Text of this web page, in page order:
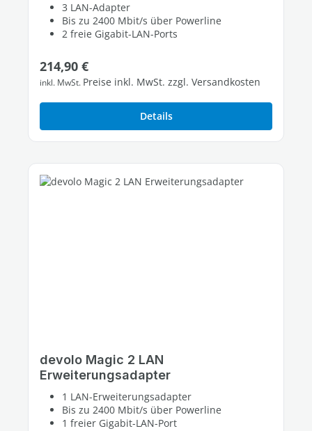
3 LAN-Adapter
Bis zu 2400 Mbit/s über Powerline
2 freie Gigabit-LAN-Ports
Regulärer Preis:
214,90 €
inkl. MwSt. Preise inkl. MwSt. zzgl. Versandkosten
Details
devolo Magic 2 LAN
Erweiterungsadapter
1 LAN-Erweiterungsadapter
Bis zu 2400 Mbit/s über Powerline
1 freier Gigabit-LAN-Port